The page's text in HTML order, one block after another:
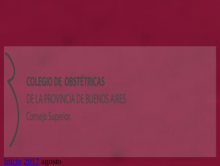
Inicio 2017 agosto